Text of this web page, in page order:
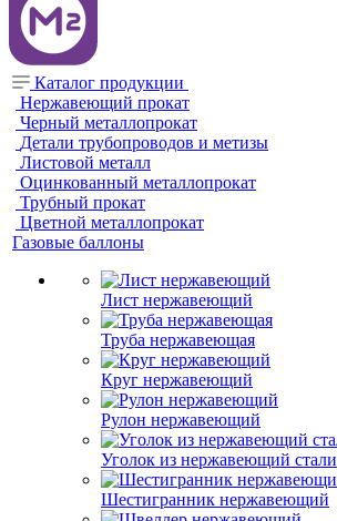
Каталог продукции
Нержавеющий прокат
Черный металлопрокат
Детали трубопроводов и метизы
Листовой металл
Оцинкованный металлопрокат
Трубный прокат
Цветной металлопрокат
Газовые баллоны
Лист нержавеющий
Труба нержавеющая
Круг нержавеющий
Рулон нержавеющий
Уголок из нержавеющий стали
Шестигранник нержавеющий